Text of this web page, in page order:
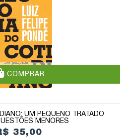
COMPRAR
UM PEQUENO TRATADO
MENORES
35,00